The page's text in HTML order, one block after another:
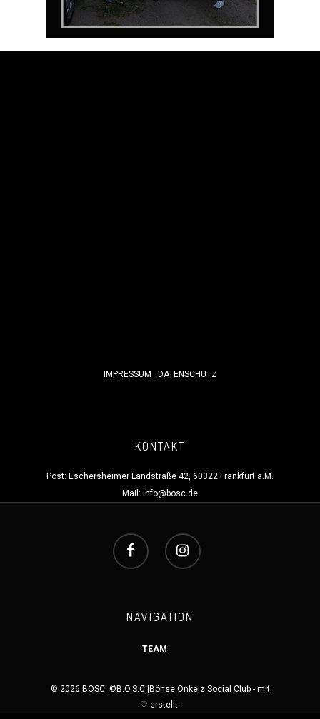
Mail:info@bosc.de
♡ erstellt.